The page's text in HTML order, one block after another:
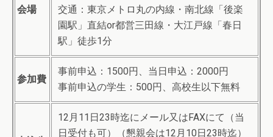
会場
交通：東京メトロ丸の内線・南北線「後楽
園駅」直結or都営三田線・大江戸線「春日
駅」徒歩1分
参加費
事前申込：1500円、当日申込：2000円
事前申込の学生：500円、高校生以下無料
12月11日23時迄にメール又はFAXにて（当
日受付も可）（懇親会は12月10日23時迄）